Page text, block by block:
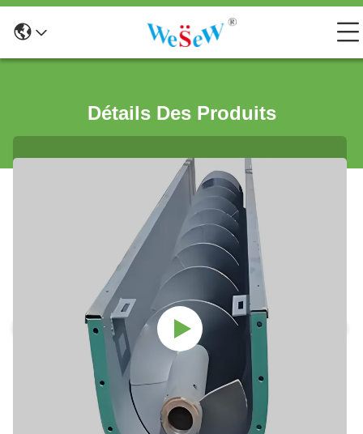
Détails Des Produits